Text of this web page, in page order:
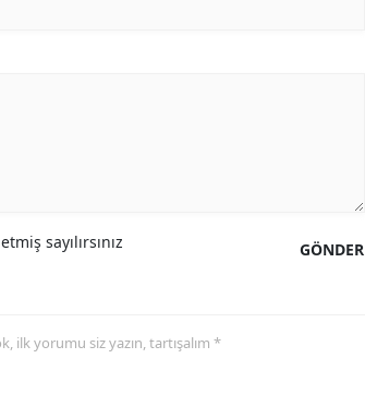
GÖNDER
sayılırsınız
ilk yorumu siz yazın, tartışalım *